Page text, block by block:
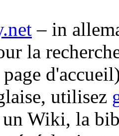
– in
la
utilisez
Wiki, la